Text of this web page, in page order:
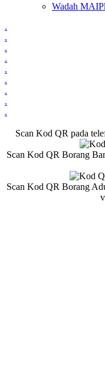
Wadah
.
.
.
.
.
.
.
.
.
Scan Kod QR pada
Scan Kod QR Borang
Scan Kod QR Borang